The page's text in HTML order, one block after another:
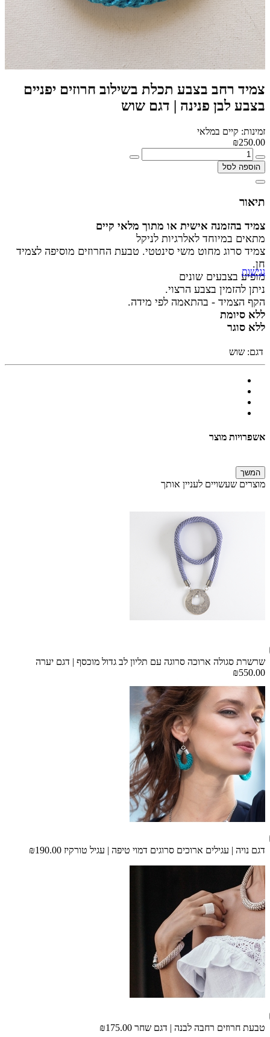
צמיד רחב בצבע תכלת בשילוב חרוזים יפניים
בצבע לבן פנינה | דגם שוש
זמינות: קיים במלאי
₪250.00
הוספה לסל
תיאור
צמיד בהזמנה אישית או מתוך מלאי קיים
מתאים במיוחד לאלרגיות לניקל
צמיד סרוג מחוט משי סינטטי. טבעת החרוזים מוסיפה לצמיד
חן.
מופיע בצבעים שונים
ניתן להזמין בצבע הרצוי.
הקף הצמיד - בהתאמה לפי מידה.
ללא סיומת
ללא סוגר
דגם: שוש
אשפרויות מוצר
המשך
מוצרים שעשויים לעניין אותך
שרשרת סגולה ארוכה סרוגה עם תליון לב גדול מוכסף | דגם יערה
₪550.00
דגם נויה | עגילים ארוכים סרוגים דמוי טיפה | עגיל טורקיז ₪190.00
טבעת חרוזים רחבה לבנה | דגם שחר ₪175.00
נגישות